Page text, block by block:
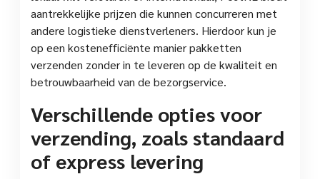
aantrekkelijke prijzen die kunnen concurreren met
andere logistieke dienstverleners. Hierdoor kun je
op een kostenefficiënte manier pakketten
verzenden zonder in te leveren op de kwaliteit en
betrouwbaarheid van de bezorgservice.
Verschillende opties voor
verzending, zoals standaard
of express levering